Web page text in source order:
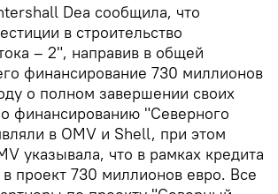
Dea сообщила, что
в строительство
– 2", направив в общей
финансирование 730 миллионов
о полном завершении своих
финансированию "Северного
в OMV и Shell, при этом
указывала, что в рамках кредита
в проект 730 миллионов евро. Все